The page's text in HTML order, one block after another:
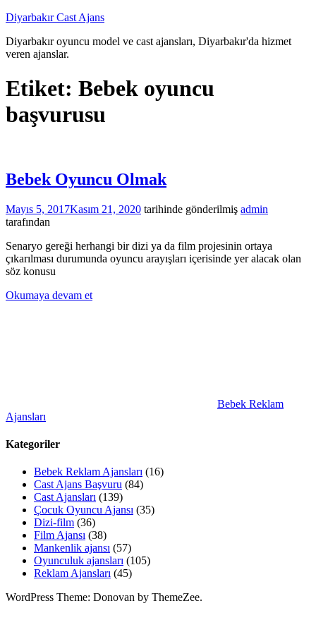
İçeriğe
Diyarbakır Cast Ajans
Diyarbakır oyuncu model ve cast ajansları, Diyarbakır'da hizmet
veren ajanslar.
Etiket: Bebek oyuncu
başvurusu
Bebek Oyuncu Olmak
Mayıs 5, 2017Kasım 21, 2020 tarihinde gönderilmiş admin
tarafından
Senaryo gereği herhangi bir dizi ya da film projesinin ortaya
çıkarılması durumunda oyuncu arayışları içerisinde yer alacak olan
söz konusu
Okumaya devam et
Bebek Reklam
Ajansları
Kategoriler
Bebek Reklam Ajansları (16)
Cast Ajans Başvuru (84)
Cast Ajansları (139)
Çocuk Oyuncu Ajansı (35)
Dizi-film (36)
Film Ajansı (38)
Mankenlik ajansı (57)
Oyunculuk ajansları (105)
Reklam Ajansları (45)
WordPress Theme: Donovan by ThemeZee.